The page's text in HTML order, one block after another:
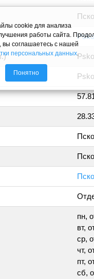
пн,
вт,
ср,
чт,
пт,
сб,
cookie для анализа
работы сайта.
вы соглашаетесь с нашей
персональных данных.
Понятно